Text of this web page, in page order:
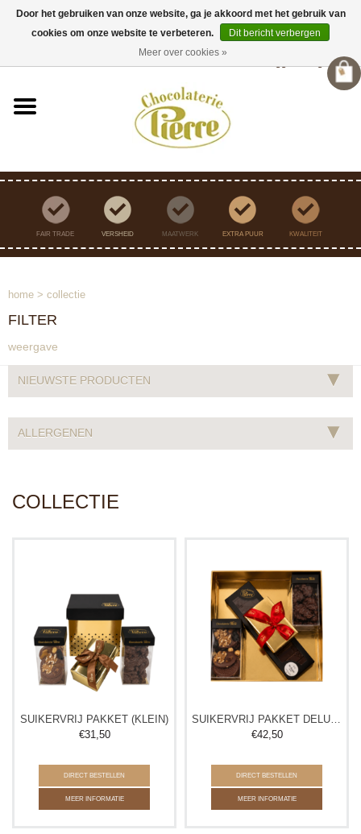
Verzending binnen Nederland vanaf €45,- gratis
Registreren
FAIR TRADE VERSHEID MAATWERK EXTRA PUUR KWALITEIT
home > collectie
FILTER
weergave
NIEUWSTE PRODUCTEN ▾
ALLERGENEN ▾
COLLECTIE
SUIKERVRIJ PAKKET (KLEIN)
€31,50
DIRECT BESTELLEN
MEER INFORMATIE
SUIKERVRIJ PAKKET DELUXE
€42,50
DIRECT BESTELLEN
MEER INFORMATIE
Door het gebruiken van onze website, ga je akkoord met het gebruik van
cookies om onze website te verbeteren.
Dit bericht verbergen
Meer over cookies »